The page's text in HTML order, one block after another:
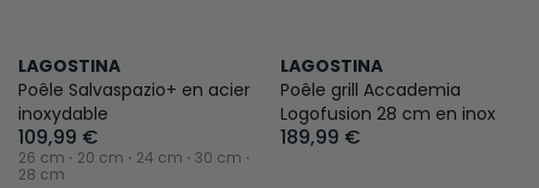
LAGOSTINA
Poêle Salvaspazio+ en acier
inoxydable
109,99 €
26 cm ⋅ 20 cm ⋅ 24 cm ⋅ 30 cm ⋅
28 cm
LAGOSTINA
Poêle grill Accademia
Logofusion 28 cm en inox
189,99 €